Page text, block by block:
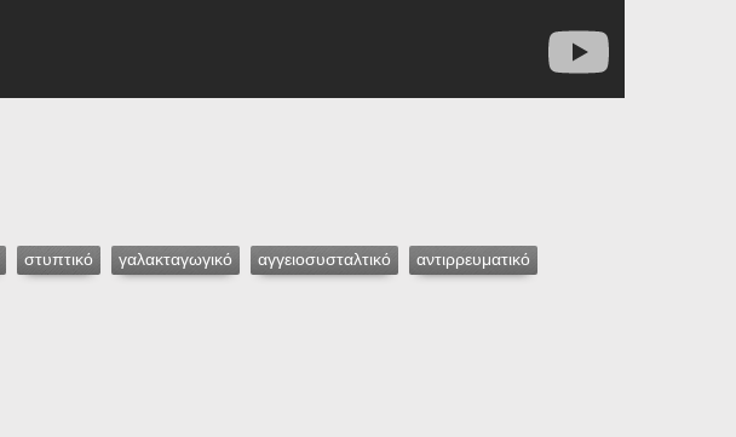
στυπτικό γαλακταγωγικό αγγειοσυσταλτικό αντιρρευματικό